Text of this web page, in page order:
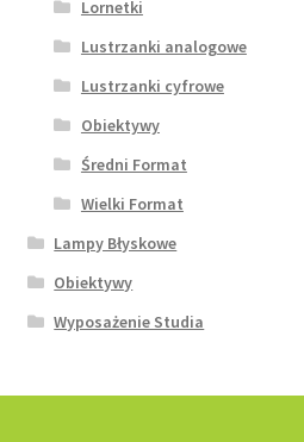
Lornetki
Lustrzanki analogowe
Lustrzanki cyfrowe
Obiektywy
Średni Format
Wielki Format
Lampy Błyskowe
Obiektywy
Wyposażenie Studia